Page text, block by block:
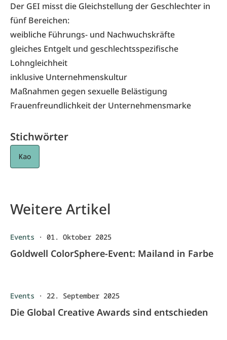
Der GEI misst die Gleichstellung der Geschlechter in
fünf Bereichen:
weibliche Führungs- und Nachwuchskräfte
gleiches Entgelt und geschlechtsspezifische
Lohngleichheit
inklusive Unternehmenskultur
Maßnahmen gegen sexuelle Belästigung
Frauenfreundlichkeit der Unternehmensmarke
Stichwörter
Kao
Weitere Artikel
Events · 01. Oktober 2025
Goldwell ColorSphere-Event: Mailand in Farbe
Events · 22. September 2025
Die Global Creative Awards sind entschieden